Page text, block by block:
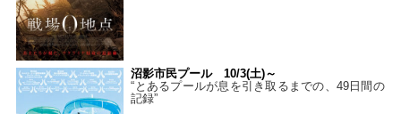
沼影市民プール 10/3(土)～
“とあるプールが息を引き取るまでの、49日間の
記録”